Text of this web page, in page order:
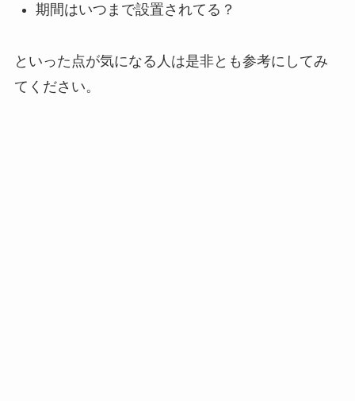
期間はいつまで設置されてる？
といった点が気になる人は是非とも参考にしてみ
てください。